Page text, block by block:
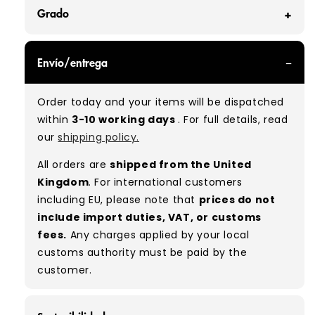
Grado
can expect items that are in great condition
with minimal signs of wear. While they are
used, they remain free of significant defects
and are in excellent shape overall.
Please note:As these are vintage/used
garments, a small percentage (5–10%) may
have minor flaws such as small tears, holes, or
stains. While we carefully inspect all items, a
degree of human error is possible. Condition
can vary slightly between pieces, and some
Envío/entrega
Order today and your items will be dispatched
within 3-10 working days. For full details, read
ourshipping policy.
All orders are shipped from the United
Kingdom. For international customers
including EU, please note that prices do not
include import duties, VAT, or customs
fees. Any charges applied by your local
customs authority must be paid by the
customer.